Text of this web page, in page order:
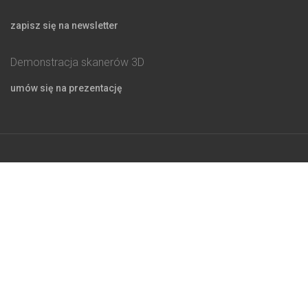
zapisz się na newsletter
Demonstracja skanerów 3D
umów się na prezentację